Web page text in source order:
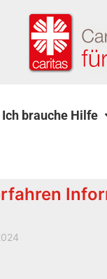
Ich brauche Hilfe